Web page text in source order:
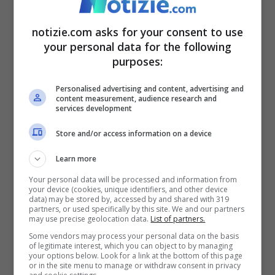
Stati Uniti sta esponendo il cartello:
chiuso“. L’industria dei viaggi statunitense
ha dovuto affrontare molteplici venti
contrari. Ovvero, aumento dei costi di
viaggio, incertezza politica e continue
tensioni geopolitiche. Da quando è tornato
in carica, Trump ha raddoppiato alcune
delle politiche intransigenti che hanno
caratterizzato il suo primo mandato.
Il tycoon ha ripristinato i divieti di viaggio
rivolti principalmente ai Paesi africani e
mediorientali. Inasprendo le regole
notizie.com asks for your consent to use
your personal data for the following
purposes:
Personalised advertising and content, advertising and
content measurement, audience research and
services development
Store and/or access information on a device
Learn more
Your personal data will be processed and information from
your device (cookies, unique identifiers, and other device
data) may be stored by, accessed by and shared with 319
partners, or used specifically by this site. We and our partners
may use precise geolocation data. List of partners.
Some vendors may process your personal data on the basis
of legitimate interest, which you can object to by managing
your options below. Look for a link at the bottom of this page
or in the site menu to manage or withdraw consent in privacy